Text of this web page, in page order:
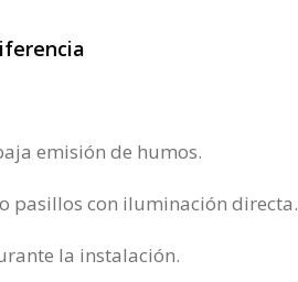
emisión de humos.
pasillos con iluminación directa.
la instalación.